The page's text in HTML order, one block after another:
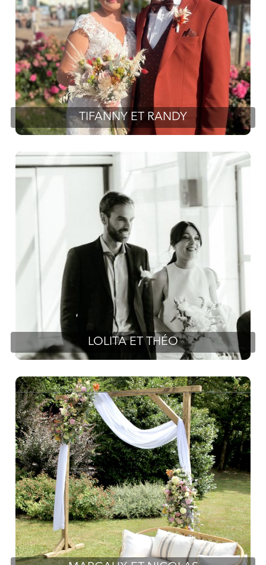
TIFANNY ET RANDY
LOLITA ET THÉO